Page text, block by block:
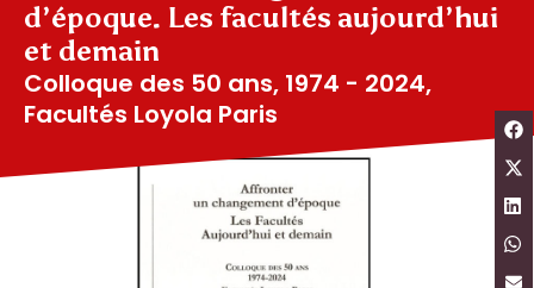
d’époque. Les facultés aujourd’hui
et demain
Colloque des 50 ans, 1974 - 2024,
Facultés Loyola Paris